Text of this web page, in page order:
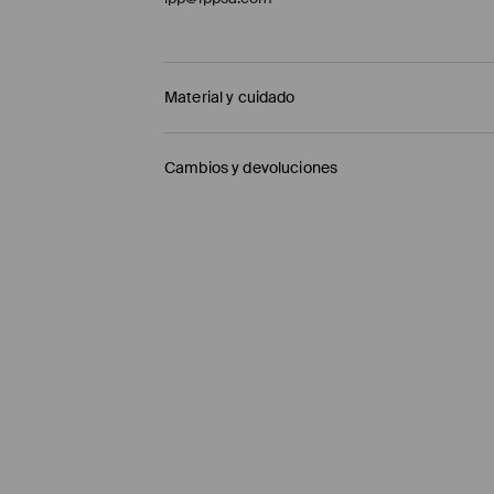
Material y cuidado
1º TELA :
82% VISCOSA, 18% POLIAMIDA
1º FORRO: 100% VISCOSA
Cambios y devoluciones